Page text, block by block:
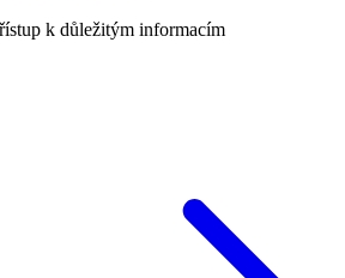
k důležitým informacím